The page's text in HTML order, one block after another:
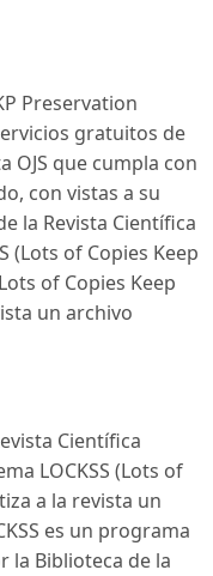
Preservation
gratuitos de
OJS que cumpla con
con vistas a su
la Revista Científica
(Lots of Copies Keep
of Copies Keep
un archivo
Científica
LOCKSS (Lots of
a la revista un
es un programa
la Biblioteca de la